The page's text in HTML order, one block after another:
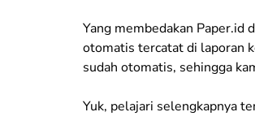
Yang membedakan Paper.id
otomatis tercatat di laporan
sudah otomatis, sehingga
Yuk, pelajari selengkapnya